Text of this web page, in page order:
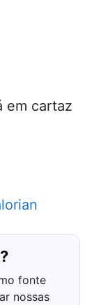
em cartaz
fonte
nossas